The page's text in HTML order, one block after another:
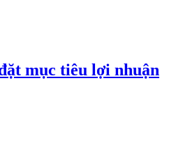
mục tiêu lợi nhuận